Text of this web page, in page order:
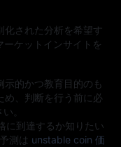
化された分析を希望す
ケットインサイトを
示的かつ教育目的のも
め、判断を行う前に必
。
に到達するか知りたい
測は unstable coin 価